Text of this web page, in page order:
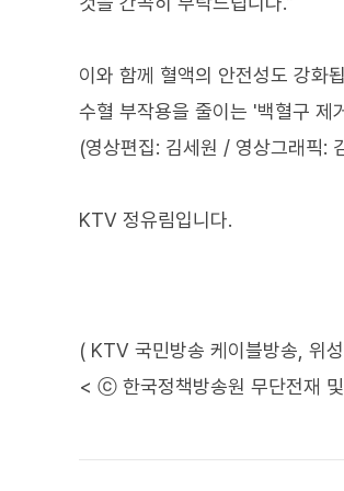
이와 함께 혈액의 안전성도 강화
수혈 부작용을 줄이는 '백혈구 제
(영상편집: 김세원 / 영상그래픽:
KTV 정유림입니다.
( KTV 국민방송 케이블방송, 위
< ⓒ 한국정책방송원 무단전재